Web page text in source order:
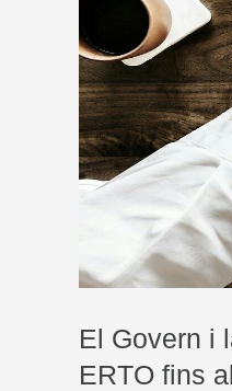
El Govern i
ERTO fins